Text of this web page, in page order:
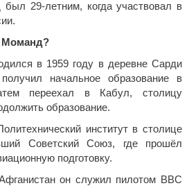
29-летним, когда участвовал в
Моманд?
в 1959 году в деревне Сарди
начальное образование в
переехал в Кабул, столицу
образование.
институт в столице
Советский Союз, где прошёл
подготовку.
он служил пилотом ВВС